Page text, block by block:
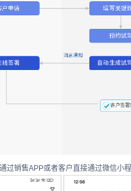
过销售APP或者客户直接通过微信小